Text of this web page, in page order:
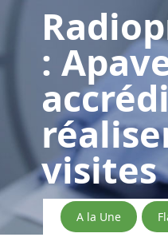
:
A la Une